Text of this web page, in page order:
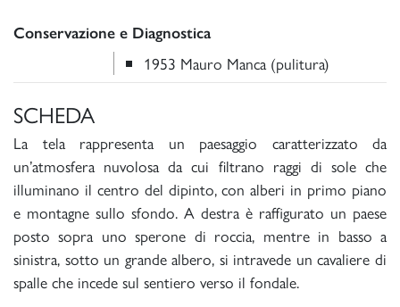
Conservazione e Diagnostica
1953 Mauro Manca (pulitura)
SCHEDA
La tela rappresenta un paesaggio caratterizzato da
un’atmosfera nuvolosa da cui filtrano raggi di sole che
illuminano il centro del dipinto, con alberi in primo piano
e montagne sullo sfondo. A destra è raffigurato un paese
posto sopra uno sperone di roccia, mentre in basso a
sinistra, sotto un grande albero, si intravede un cavaliere di
spalle che incede sul sentiero verso il fondale.